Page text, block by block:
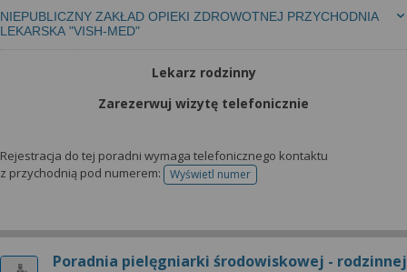
NIEPUBLICZNY ZAKŁAD OPIEKI ZDROWOTNEJ PRZYCHODNIA
LEKARSKA "VISH-MED"
Lekarz rodzinny
Zarezerwuj wizytę telefonicznie
Rejestracja do tej poradni wymaga telefonicznego kontaktu
z przychodnią pod numerem:
Wyświetl numertelefonu do rejestracji
Poradnia pielęgniarki środowiskowej - rodzinnej